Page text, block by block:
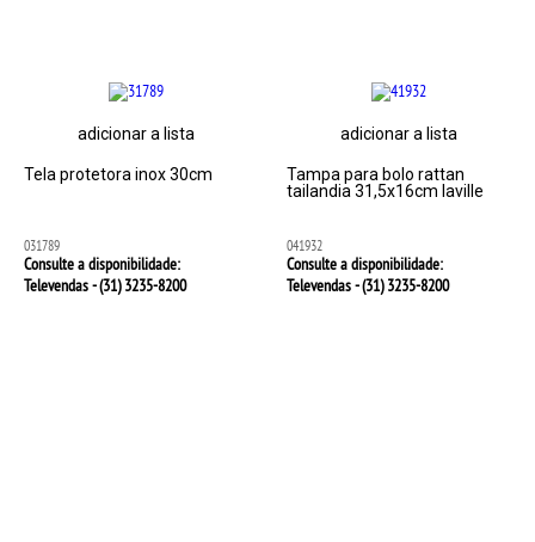
adicionar a lista
Tela protetora inox 30cm
031789
Consulte a disponibilidade:
Televendas - (31)3235-8200
adicionar a lista
Tampa para bolo rattan
tailandia 31,5x16cm laville
041932
Consulte a disponibilidade:
Televendas - (31)3235-8200